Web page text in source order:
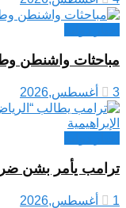
مباحثات واشنطن
3 أغسطس,2026
ترامب يأمر بشن
1 أغسطس,2026